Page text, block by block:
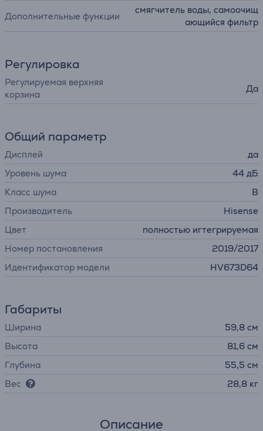
Дополнительные функции
смягчитель воды, самоочищ
ающийся фильтр
Регулировка
Pегулируемая верхняя
корзина
Да
Общий параметр
Дисплей
да
Уровень шума
44 дБ
Класс шума
B
Производитель
Hisense
Цвет
полностью игтегрируемая
Номер постановления
2019/2017
Идентификатор модели
HV673D64
Габариты
Ширина
59,8 см
Высота
81,6 см
Глубина
55,5 см
Вес
28,8 кг
Описание